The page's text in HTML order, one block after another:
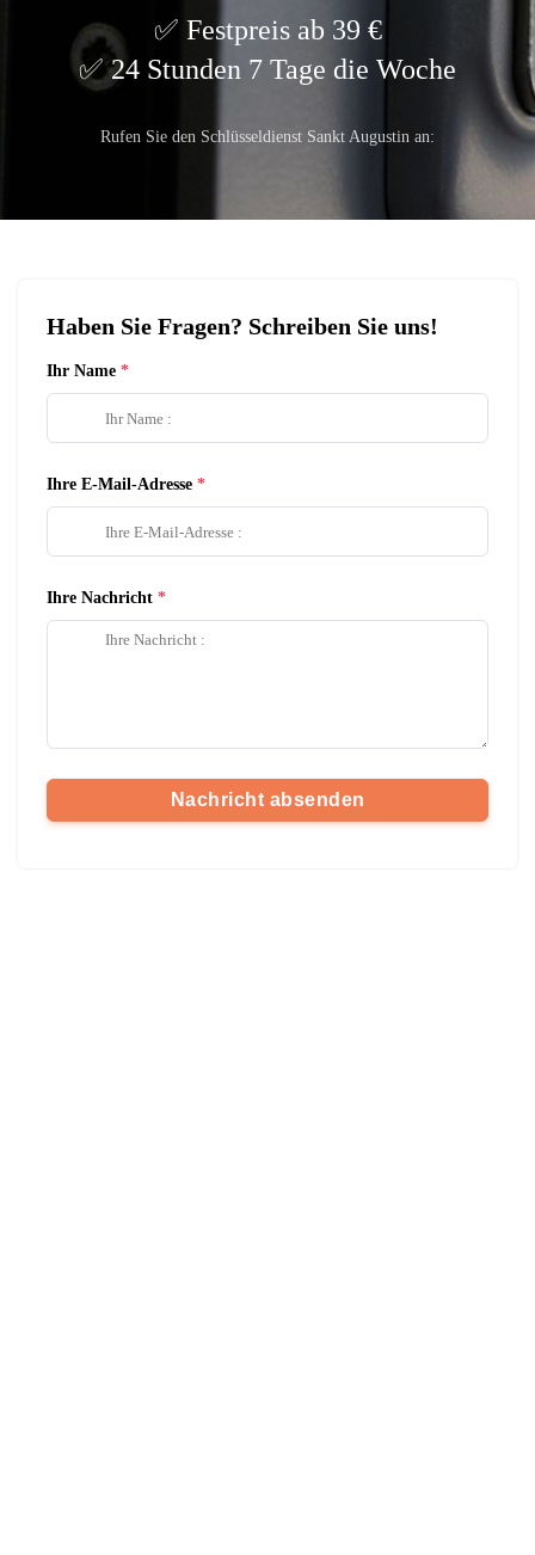
Festpreis ab 39 €
24 Stunden 7 Tage die Woche
Rufen Sie den Schlüsseldienst Sankt Augustin an:
Haben Sie Fragen? Schreiben Sie uns!
Ihr Name
Ihre E-Mail-Adresse
Ihre Nachricht
Nachricht absenden